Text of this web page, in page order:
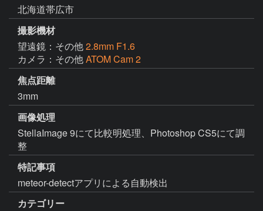
北海道帯広市
撮影機材
望遠鏡：その他2.8mm F1.6
カメラ：その他ATOM Cam 2
焦点距離
3mm
画像処理
StellaImage 9にて比較明処理、Photoshop CS5にて調
整
特記事項
meteor-detectアプリによる自動検出
カテゴリー